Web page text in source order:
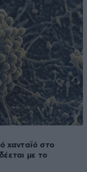
χανταϊό στο
με το